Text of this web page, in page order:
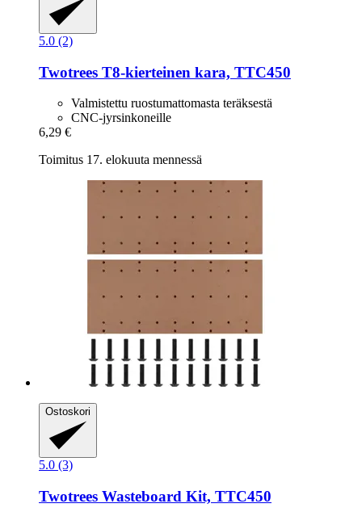
5.0 (2)
Twotrees T8-​kierteinen kara, TTC450
Valmistettu ruostumattomasta teräksestä
CNC-jyrsinkoneille
6,29 €
Toimitus 17. elokuuta mennessä
Ostoskori
5.0 (3)
Twotrees Wasteboard Kit, TTC450